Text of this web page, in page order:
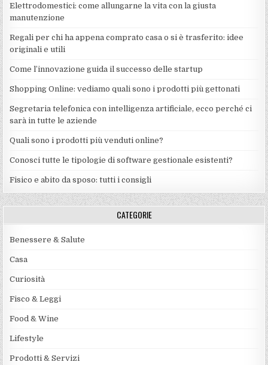
Elettrodomestici: come allungarne la vita con la giusta
manutenzione
Regali per chi ha appena comprato casa o si è trasferito: idee
originali e utili
Come l’innovazione guida il successo delle startup
Shopping Online: vediamo quali sono i prodotti più gettonati
Segretaria telefonica con intelligenza artificiale, ecco perché ci
sarà in tutte le aziende
Quali sono i prodotti più venduti online?
Conosci tutte le tipologie di software gestionale esistenti?
Fisico e abito da sposo: tutti i consigli
CATEGORIE
Benessere & Salute
Casa
Curiosità
Fisco & Leggi
Food & Wine
Lifestyle
Prodotti & Servizi